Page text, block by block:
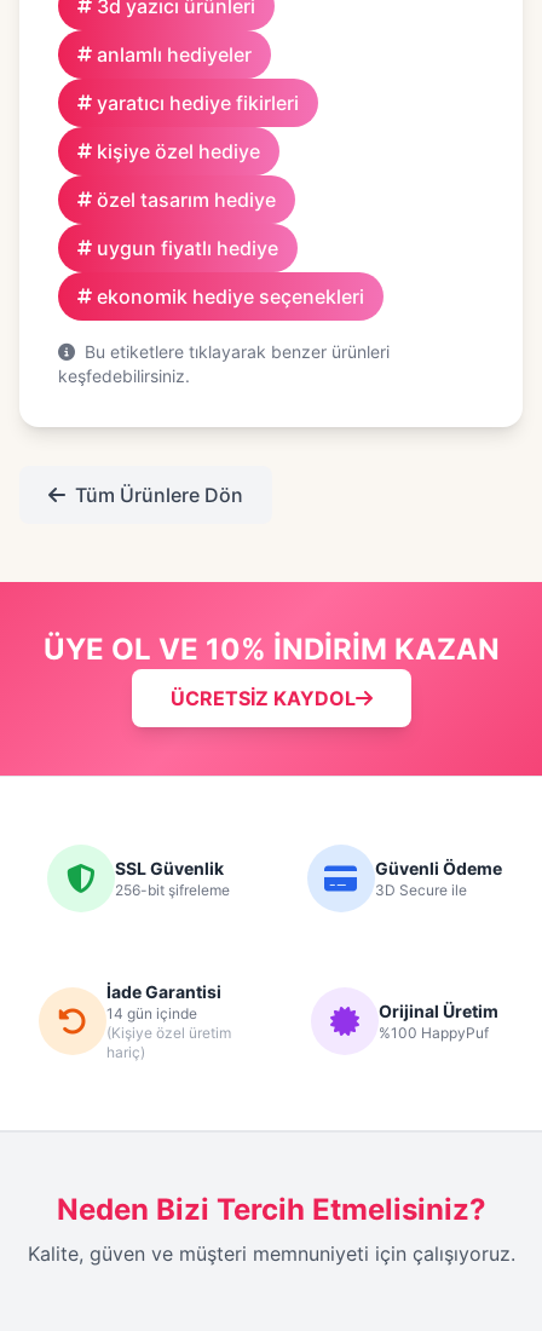
3d yazıcı ürünleri
anlamlı hediyeler
yaratıcı hediye fikirleri
kişiye özel hediye
özel tasarım hediye
uygun fiyatlı hediye
ekonomik hediye seçenekleri
Bu etiketlere tıklayarak benzer ürünleri
keşfedebilirsiniz.
Tüm Ürünlere Dön
ÜYE OL VE 10% İNDİRİM KAZAN
ÜCRETSİZ KAYDOL
SSL Güvenlik
256-bit şifreleme
Güvenli Ödeme
3D Secure ile
İade Garantisi
14 gün içinde
(Kişiye özel üretim
hariç)
Orijinal Üretim
%100 HappyPuf
Neden Bizi Tercih Etmelisiniz?
Kalite, güven ve müşteri memnuniyeti için çalışıyoruz.